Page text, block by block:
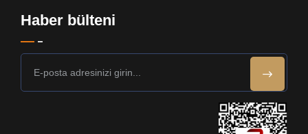
Haber bülteni